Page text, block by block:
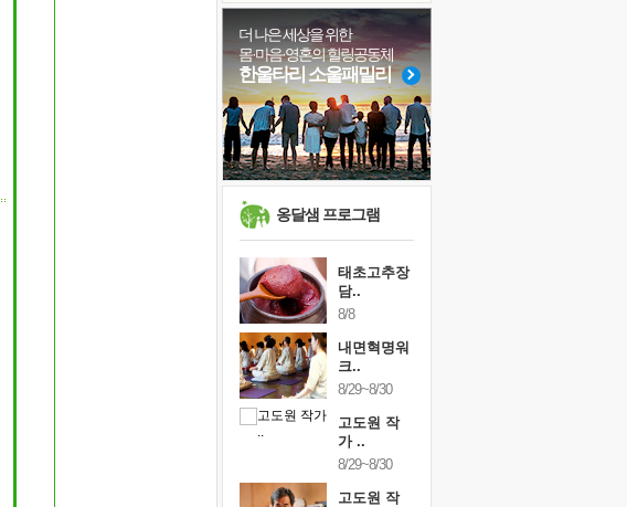
졸업식 사진을 보며
극심한 변비, 어깨결림, 수면 장애
보고 싶은 어머니
마음이 멈춰 버린 곳
유년 시절의 부산 영도 바다
못된 꼰대들
희망이란
'모른다'는 것
#명상
#희망
#위기
#링컨학교
#나눔
#계획
#아이들
#비전캠프
#독서
#극복
#삶
#면역력
#힐링
더 나은 세상을 위한
몸·마음·영혼의 힐링공동체
한울타리 소울패밀리
옹달샘 프로그램
태초고추장
담..
8/8
내면혁명워
크..
8/29~8/30
고도원 작
가 ..
8/29~8/30
고도원 작